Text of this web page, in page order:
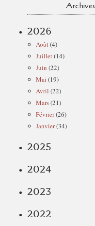
Archives
2026
Août(4)
Juillet(14)
Juin (22)
Mai (19)
Avril (22)
Mars(21)
Février(26)
Janvier(34)
2025
2024
2023
2022